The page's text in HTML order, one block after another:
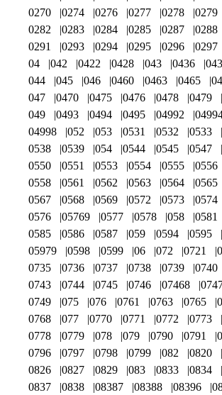
0270
0274 0276 0277 0278 0279
0282
0283 0284 0285 0287 0288
0291
0293 0294 0295 0296 0297
04
042 0422 0428 043 0436
044
045 046 0460 0463 0465
047
0470 0475 0476 0478 0479
049
0493 0494 0495 04992
04998
052 053 0531 0532 0533
0538
0539 054 0544 0545 0547
0550
0551 0553 0554 0555 0556
0558
0561 0562 0563 0564 0565
0567
0568 0569 0572 0573 0574
0576
05769 0577 0578 058 0581
0585
0586 0587 059 0594 0595
05979
0598 0599 06 072 0721
0735
0736 0737 0738 0739 0740
0743
0744 0745 0746 07468
0749
075 076 0761 0763 0765
0768
077 0770 0771 0772 0773
0778
0779 078 079 0790 0791
0796
0797 0798 0799 082 0820
0826
0827 0829 083 0833 0834
0837
0838 08387 08388 08396